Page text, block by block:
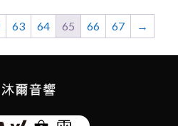
63 64 65 66 67 →